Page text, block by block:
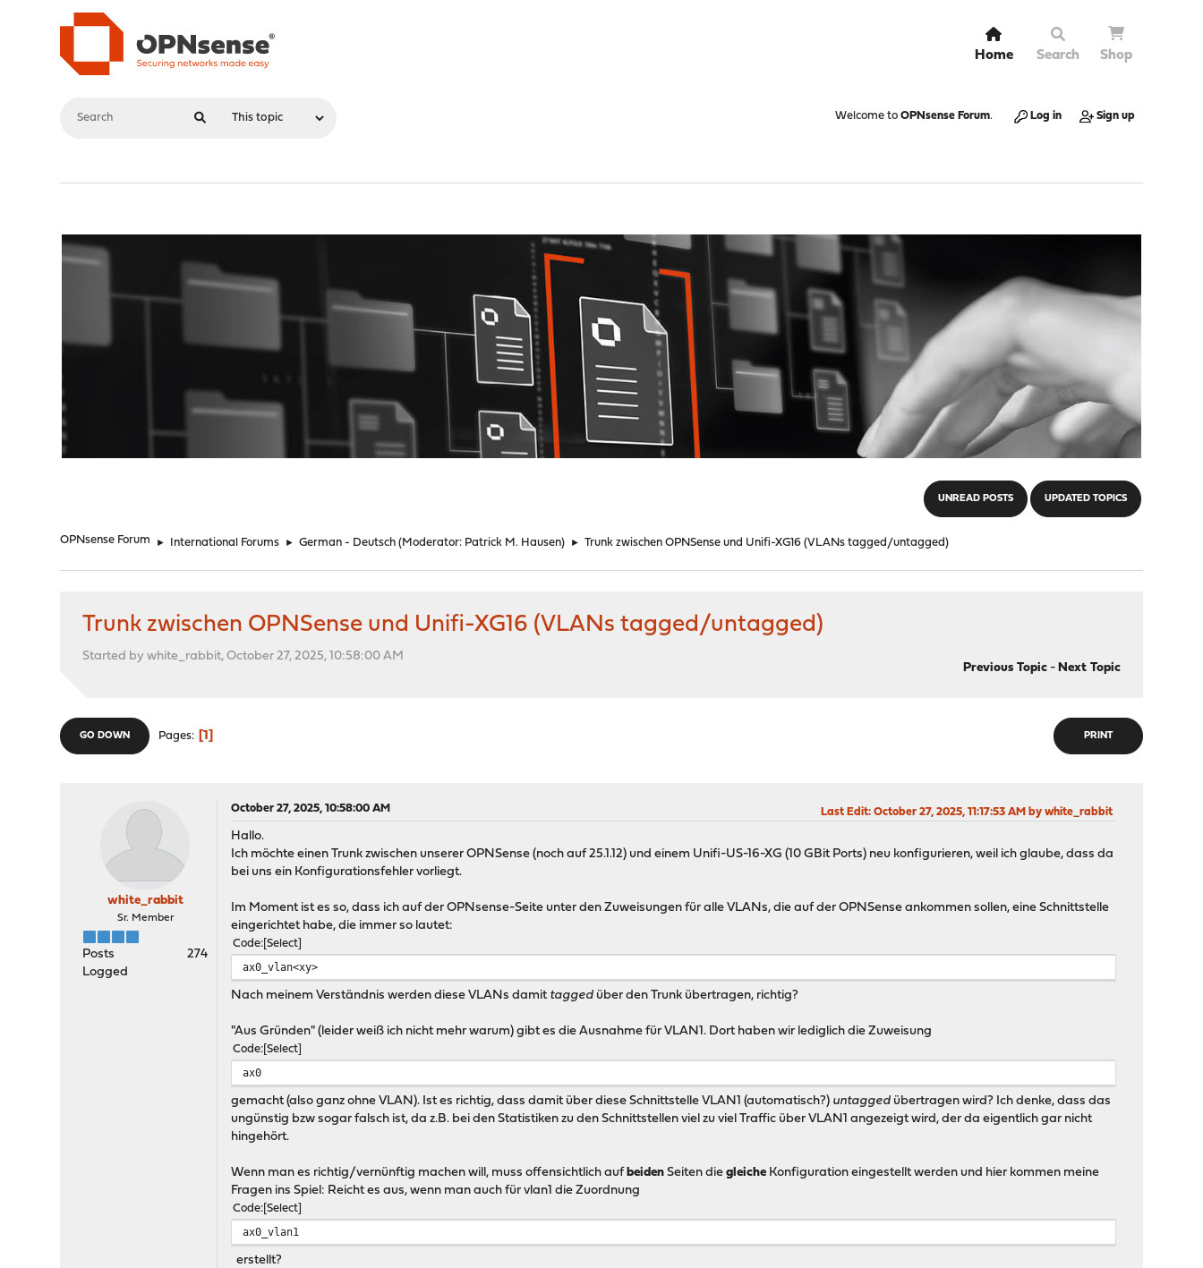
Home Search Shop
Welcome to OPNsense Forum. Log in Sign up
UNREAD POSTS UPDATED TOPICS
OPNsense Forum ► International Forums ► German - Deutsch (Moderator: Patrick M. Hausen) ► Trunk zwischen OPNSense und Unifi-XG16 (VLANs tagged/untagged)
Trunk zwischen OPNSense und Unifi-XG16 (VLANs tagged/untagged)
Started by white_rabbit, October 27, 2025, 10:58:00 AM
Previous Topic- Next Topic
PRINT
GO DOWN Pages 1
white_rabbit
Sr. Member
Posts
274
Logged
October 27, 2025, 10:58:00 AM Last Edit: October 27, 2025, 11:17:53 AM by white_rabbit
Hallo.
Ich möchte einen Trunk zwischen unserer OPNSense (noch auf 25.1.12) und einem Unifi-US-16-XG (10 GBit Ports) neu konfigurieren, weil ich glaube, dass da
bei uns ein Konfigurationsfehler vorliegt.
Im Moment ist es so, dass ich auf der OPNsense-Seite unter den Zuweisungen für alle VLANs, die auf der OPNSense ankommen sollen, eine Schnittstelle
eingerichtet habe, die immer so lautet:
Code Select
ax0_vlan<xy>
Nach meinem Verständnis werden diese VLANs damit tagged über den Trunk übertragen, richtig?
"Aus Gründen" (leider weiß ich nicht mehr warum) gibt es die Ausnahme für VLAN1. Dort haben wir lediglich die Zuweisung
Code Select
ax0
gemacht (also ganz ohne VLAN). Ist es richtig, dass damit über diese Schnittstelle VLAN1 (automatisch?) untagged übertragen wird? Ich denke, dass das
ungünstig bzw sogar falsch ist, da z.B. bei den Statistiken zu den Schnittstellen viel zu viel Traffic über VLAN1 angezeigt wird, der da eigentlich gar nicht
hingehört.
Wenn man es richtig/vernünftig machen will, muss offensichtlich aufbeiden Seiten diegleiche Konfiguration eingestellt werden und hier kommen meine
Fragen ins Spiel: Reicht es aus, wenn man auch für vlan1 die Zuordnung
Code Select
ax0_vlan1
erstellt?